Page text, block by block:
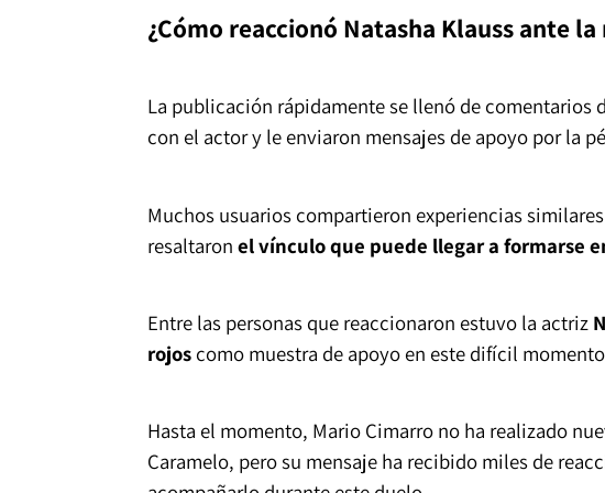
¿Cómo reaccionó Natasha Klauss ante la
La publicación rápidamente se llenó de comentarios
con el actor y le enviaron mensajes de apoyo por la
Muchos usuarios compartieron experiencias
resaltaron el vínculo que puede llegar a formarse
Entre las personas que reaccionaron estuvo la actriz
rojoscomo muestra de apoyo en este difícil
Hasta el momento, Mario Cimarro no ha realizado
Caramelo, pero su mensaje ha recibido miles de